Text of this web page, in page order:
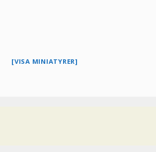
[VISA MINIATYRER]